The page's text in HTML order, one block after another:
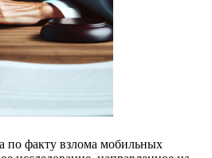
по факту взлома мобильных